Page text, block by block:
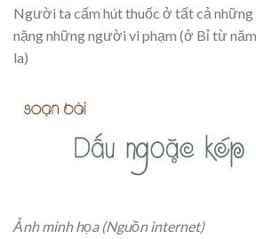
Người ta cấm hút thuốc ở tất cả những
nặng những người vi phạm (ở Bỉ từ
la)
Ảnh minh họa (Nguồn internet)